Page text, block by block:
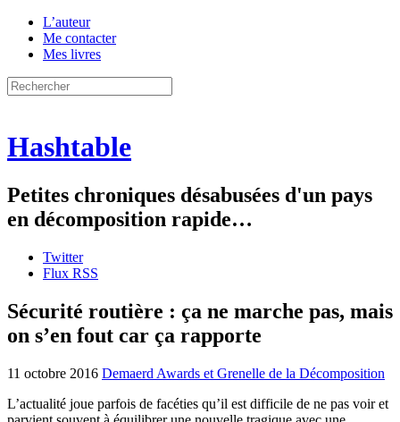
L’auteur
Me contacter
Mes livres
Hashtable
Petites chroniques désabusées d'un pays
en décomposition rapide…
Twitter
Flux RSS
Sécurité routière : ça ne marche pas, mais
on s’en fout car ça rapporte
11 octobre 2016 Demaerd Awards et Grenelle de la Décomposition
L’actualité joue parfois de facéties qu’il est difficile de ne pas voir et